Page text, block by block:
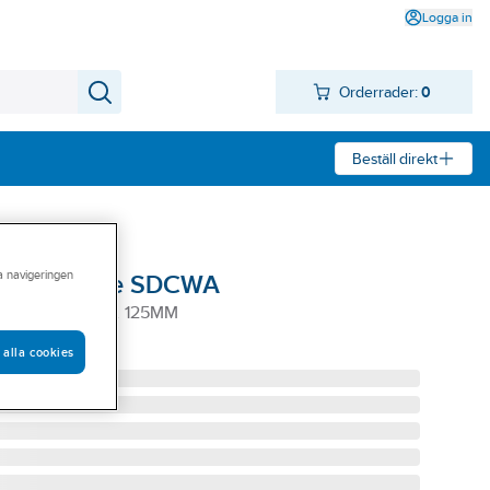
Logga in
Orderrader: 0
Beställ direkt
SDCWA
SDCWA 125MM
navigeringen
alla cookies